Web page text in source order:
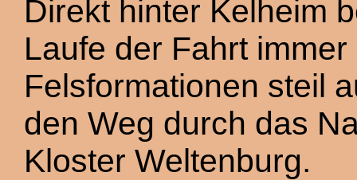
Direkt hinter Kelheim
Laufe der Fahrt
Felsformationen steil
den Weg durch das
Kloster Weltenburg.